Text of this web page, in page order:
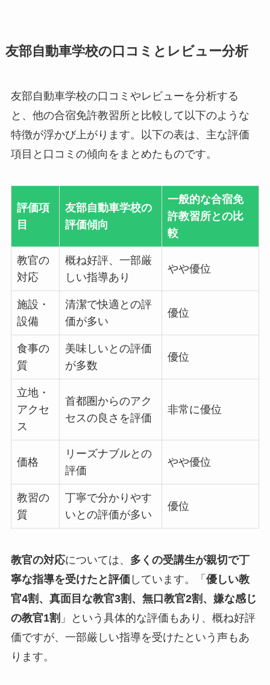
友部自動車学校の口コミとレビュー分析
友部自動車学校の口コミやレビューを分析する
と、他の合宿免許教習所と比較して以下のような
特徴が浮かび上がります。以下の表は、主な評価
項目と口コミの傾向をまとめたものです。
評価項
目
友部自動車学校の
評価傾向
一般的な合宿免
許教習所との比
較
教官の
対応
概ね好評、一部厳
しい指導あり
やや優位
施設・
設備
清潔で快適との評
価が多い
優位
食事の
質
美味しいとの評価
が多数
優位
立地・
アクセ
ス
首都圏からのアク
セスの良さを評価
非常に優位
価格
リーズナブルとの
評価
やや優位
教習の
質
丁寧で分かりやす
いとの評価が多い
優位
教官の対応については、 多くの受講生が親切で丁
寧な指導を受けたと評価しています。「 優しい教
官4割、真面目な教官3割、無口教官2割、嫌な感じ
の教官1割 」という具体的な評価もあり、概ね好評
価ですが、一部厳しい指導を受けたという声もあ
ります。